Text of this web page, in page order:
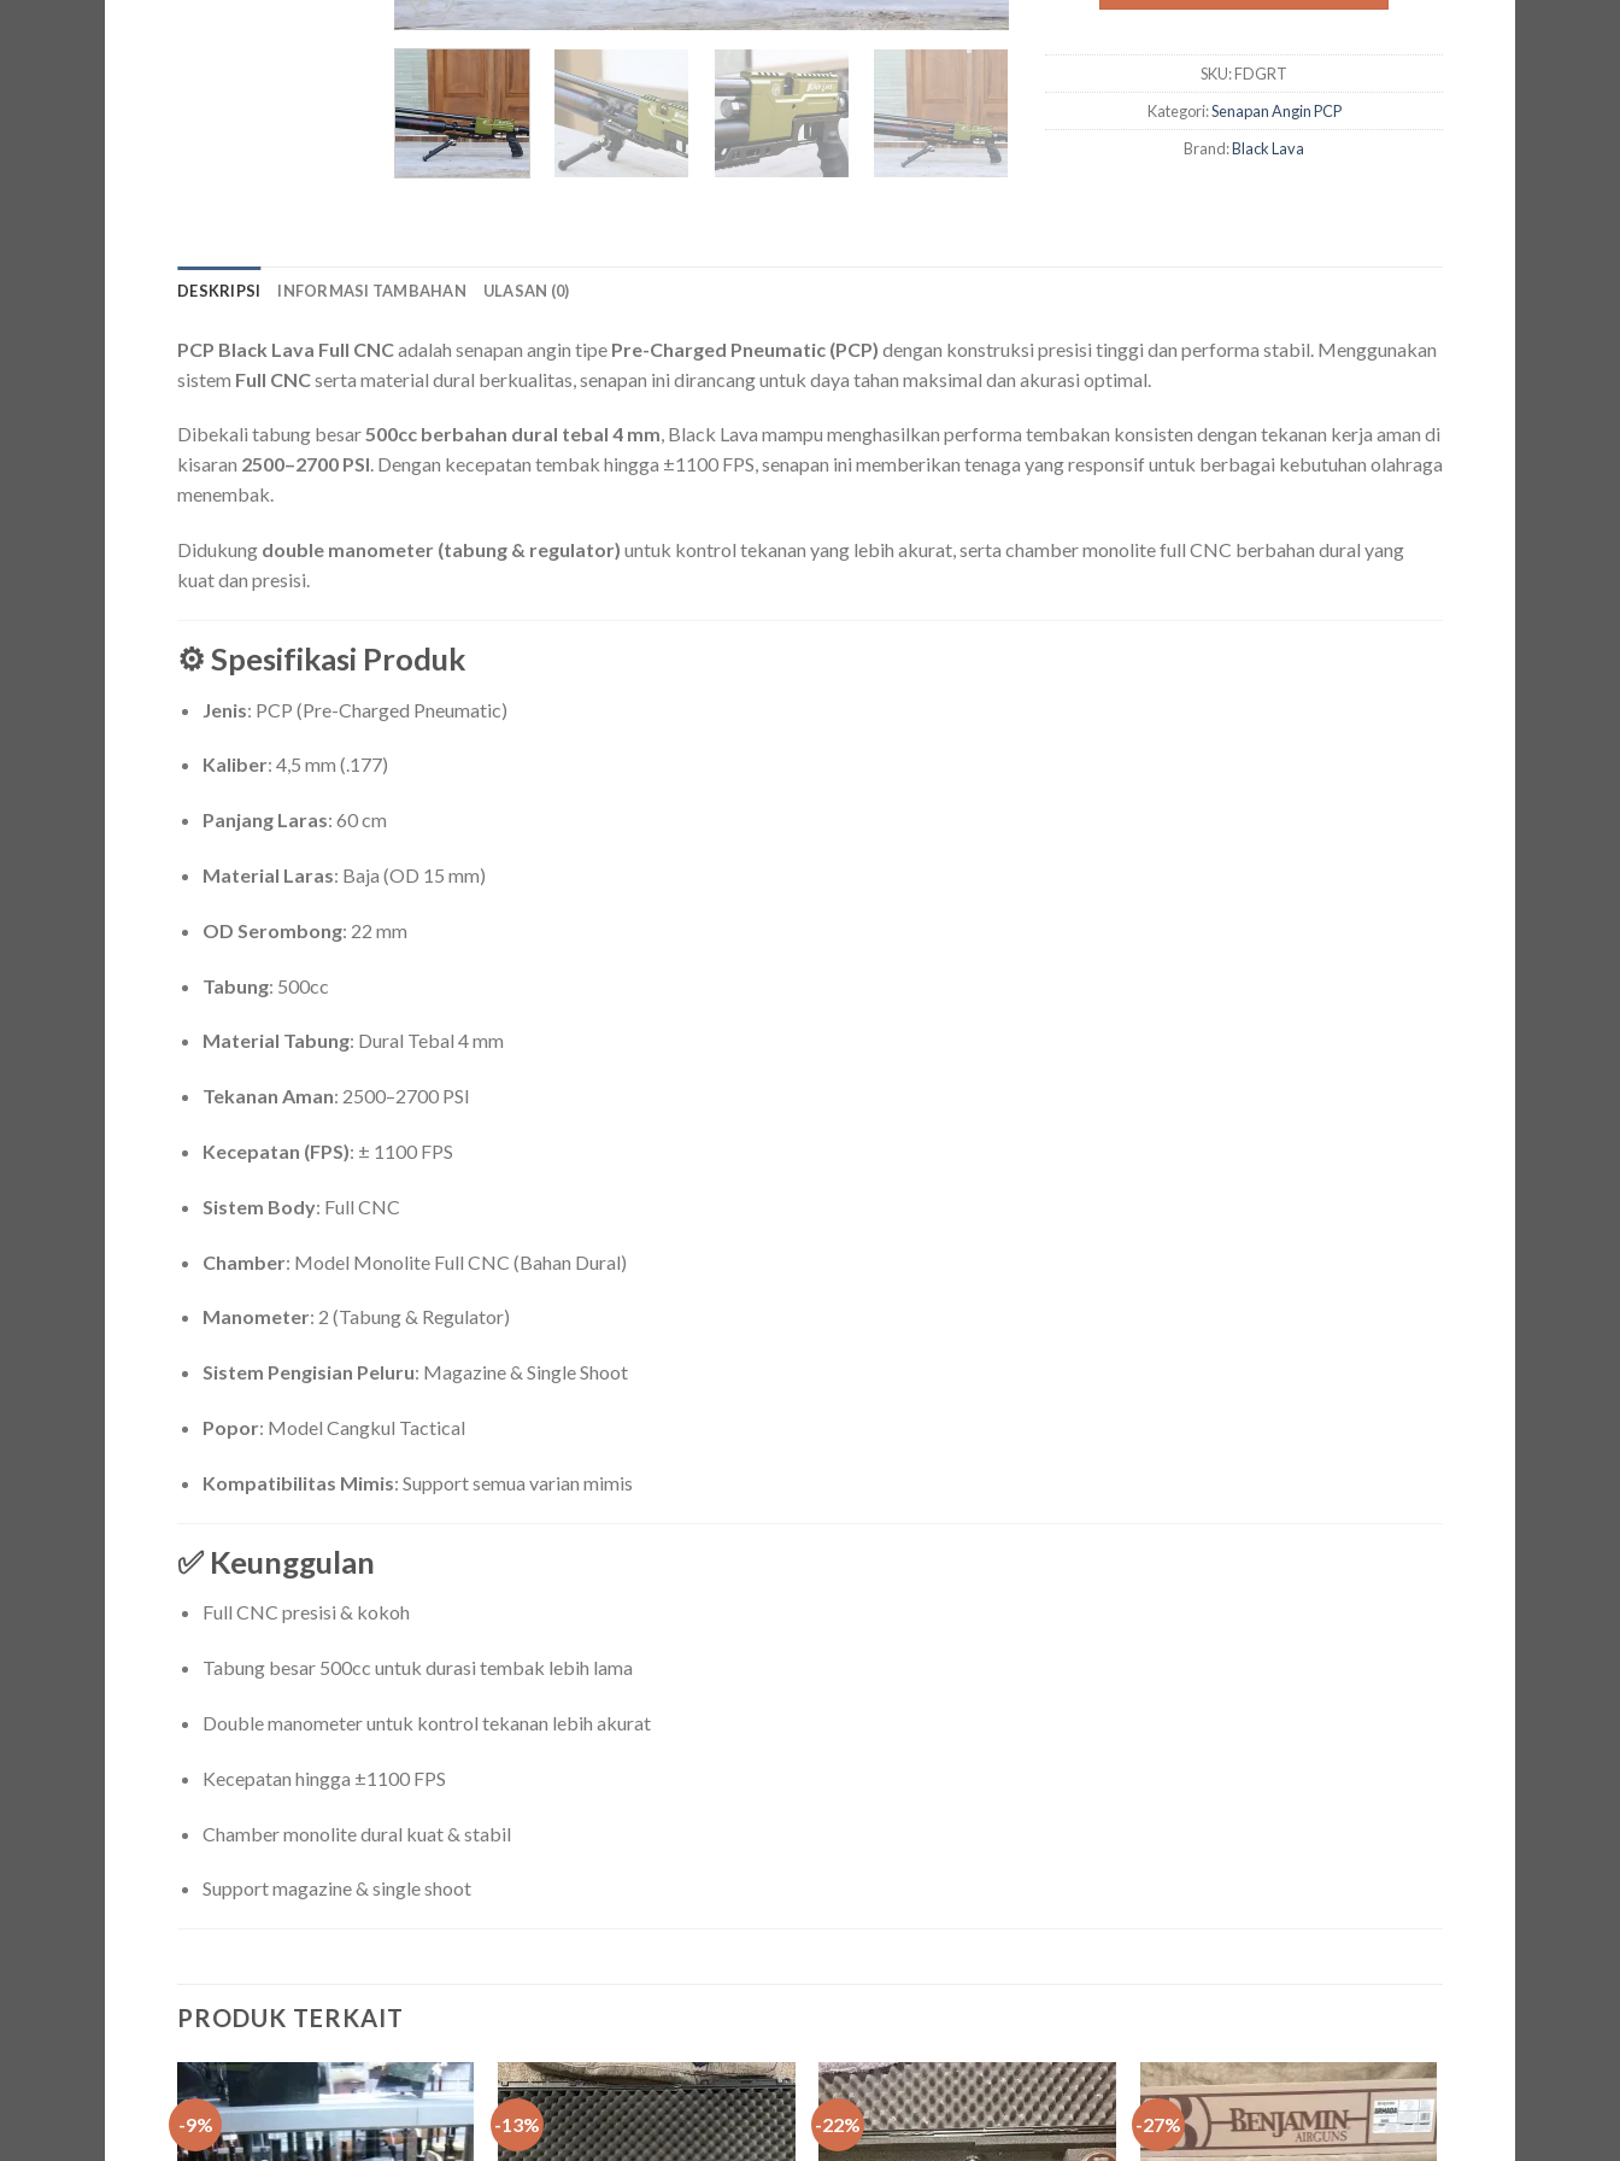
SKU:FDGRT
Kategori:Senapan Angin PCP
Brand:Black Lava
DESKRIPSI INFORMASI TAMBAHAN ULASAN (0)
PCP Black Lava Full CNCadalah senapan angin tipe Pre-Charged Pneumatic (PCP) dengan konstruksi presisi tinggi dan performa stabil. Menggunakan
sistem Full CNCserta material dural berkualitas, senapan ini dirancang untuk daya tahan maksimal dan akurasi optimal.
Dibekali tabung besar500cc berbahan dural tebal 4 mm, Black Lava mampu menghasilkan performa tembakan konsisten dengan tekanan kerja aman di
kisaran 2500–2700 PSI. Dengan kecepatan tembak hingga ±1100 FPS, senapan ini memberikan tenaga yang responsif untuk berbagai kebutuhan olahraga
menembak.
Didukung double manometer (tabung & regulator) untuk kontrol tekanan yang lebih akurat, serta chamber monolite full CNC berbahan dural yang
kuat dan presisi.
⚙️ Spesifikasi Produk
Jenis: PCP (Pre-Charged Pneumatic)
Kaliber: 4,5 mm (.177)
Panjang Laras: 60 cm
Material Laras: Baja (OD 15 mm)
OD Serombong: 22 mm
Tabung: 500cc
Material Tabung: Dural Tebal 4 mm
Tekanan Aman: 2500–2700 PSI
Kecepatan (FPS): ± 1100 FPS
Sistem Body: Full CNC
Chamber: Model Monolite Full CNC (Bahan Dural)
Manometer: 2 (Tabung & Regulator)
Sistem Pengisian Peluru: Magazine & Single Shoot
Popor: Model Cangkul Tactical
Kompatibilitas Mimis: Support semua varian mimis
✅ Keunggulan
Full CNC presisi & kokoh
Tabung besar 500cc untuk durasi tembak lebih lama
Double manometer untuk kontrol tekanan lebih akurat
Kecepatan hingga ±1100 FPS
Chamber monolite dural kuat & stabil
Support magazine & single shoot
PRODUK TERKAIT
-9%
Add to
wishlist
-13%
Add to
wishlist
-22%
Add to
wishlist
-27%
Add to
wishlist